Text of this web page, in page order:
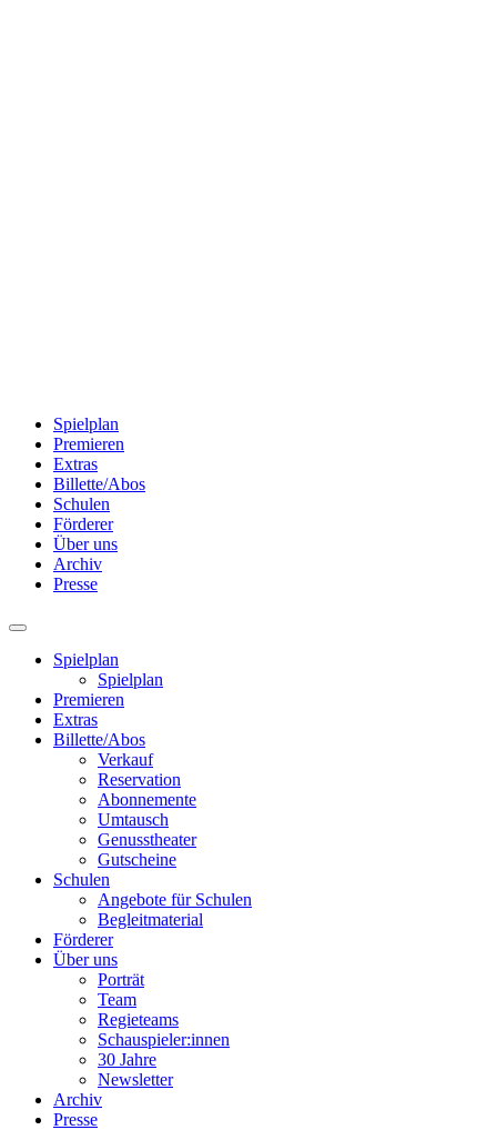
Spielplan
Premieren
Extras
Billette/Abos
Schulen
Förderer
Über uns
Archiv
Presse
Spielplan
Spielplan
Premieren
Extras
Billette/Abos
Verkauf
Reservation
Abonnemente
Umtausch
Genusstheater
Gutscheine
Schulen
Angebote für Schulen
Begleitmaterial
Förderer
Über uns
Porträt
Team
Regieteams
Schauspieler:innen
30 Jahre
Newsletter
Archiv
Presse